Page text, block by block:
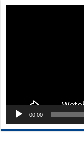
00:00